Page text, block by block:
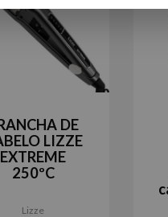
DE
LIZZE
EXTREME
250ºC
Lizze